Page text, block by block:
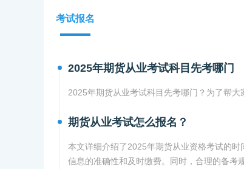
考试报名
2025年期货从业考试科目先考哪门
2025年期货从业考试科目先考哪门？为了帮大
期货从业考试怎么报名？
本文详细介绍了2025年期货从业资格考试的
信息的准确性和及时缴费。同时，合理的备考